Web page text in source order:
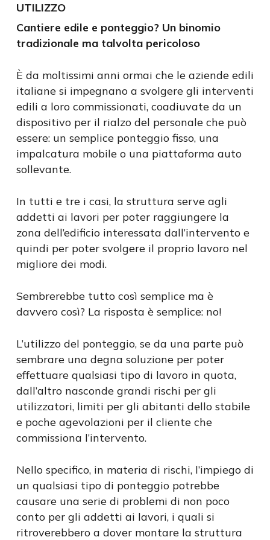
UTILIZZO
Cantiere edile e ponteggio? Un binomio
tradizionale ma talvolta pericoloso
È da moltissimi anni ormai che le aziende edili
italiane si impegnano a svolgere gli interventi
edili a loro commissionati, coadiuvate da un
dispositivo per il rialzo del personale che può
essere: un semplice ponteggio fisso, una
impalcatura mobile o una piattaforma auto
sollevante.
In tutti e tre i casi, la struttura serve agli
addetti ai lavori per poter raggiungere la
zona dell’edificio interessata dall’intervento e
quindi per poter svolgere il proprio lavoro nel
migliore dei modi.
Sembrerebbe tutto così semplice ma è
davvero così? La risposta è semplice: no!
L’utilizzo del ponteggio, se da una parte può
sembrare una degna soluzione per poter
effettuare qualsiasi tipo di lavoro in quota,
dall’altro nasconde grandi rischi per gli
utilizzatori, limiti per gli abitanti dello stabile
e poche agevolazioni per il cliente che
commissiona l’intervento.
Nello specifico, in materia di rischi, l’impiego di
un qualsiasi tipo di ponteggio potrebbe
causare una serie di problemi di non poco
conto per gli addetti ai lavori, i quali si
ritroverebbero a dover montare la struttura